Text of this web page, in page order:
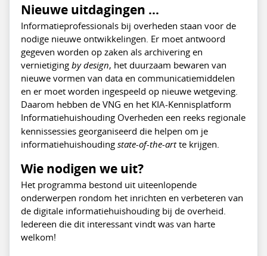
Nieuwe uitdagingen …
Informatieprofessionals bij overheden staan voor de
nodige nieuwe ontwikkelingen. Er moet antwoord
gegeven worden op zaken als archivering en
vernietiging by design, het duurzaam bewaren van
nieuwe vormen van data en communicatiemiddelen
en er moet worden ingespeeld op nieuwe wetgeving.
Daarom hebben de VNG en het KIA-Kennisplatform
Informatiehuishouding Overheden een reeks regionale
kennissessies georganiseerd die helpen om je
informatiehuishouding state-of-the-artte krijgen.
Wie nodigen we uit?
Het programma bestond uit uiteenlopende
onderwerpen rondom het inrichten en verbeteren van
de digitale informatiehuishouding bij de overheid.
Iedereen die dit interessant vindt was van harte
welkom!